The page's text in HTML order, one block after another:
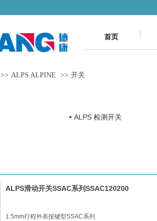
首页
>> ALPS ALPINE >> 开关
ALPS 检测开关
ALPS滑动开关SSAC系列SSAC120200
1.5mm行程外表按键型SSAC系列